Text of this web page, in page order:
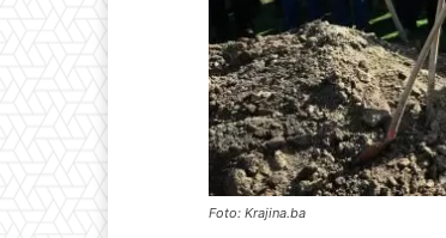
Foto: Krajina.ba